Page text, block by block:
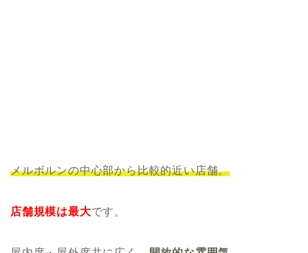
メルボルンの中心部から比較的近い店舗。
店舗規模は最大です。